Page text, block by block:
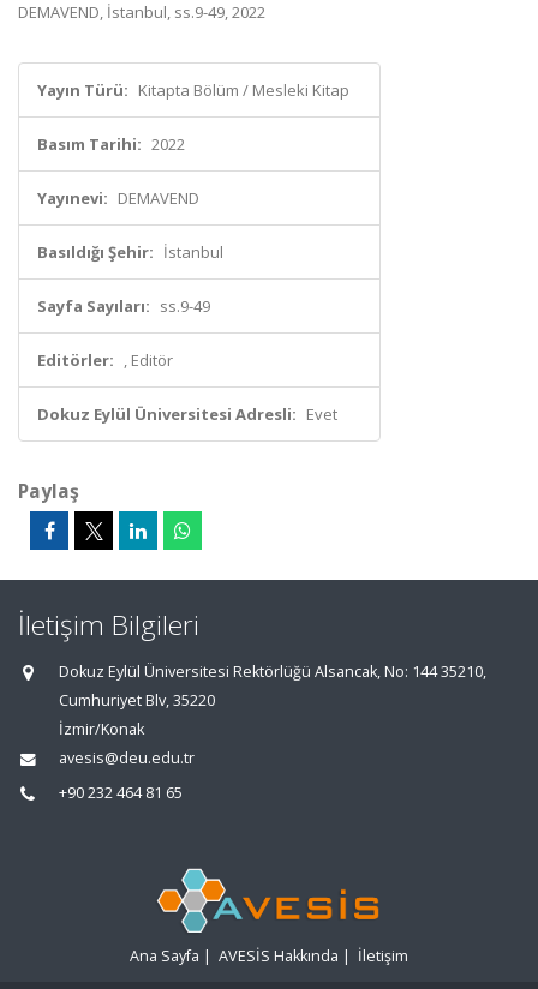
DEMAVEND, İstanbul, ss.9-49, 2022
Yayın Türü: Kitapta Bölüm / Mesleki Kitap
Basım Tarihi: 2022
Yayınevi: DEMAVEND
Basıldığı Şehir: İstanbul
Sayfa Sayıları: ss.9-49
Editörler: , Editör
Dokuz Eylül Üniversitesi Adresli: Evet
Paylaş
İletişim Bilgileri
Dokuz Eylül Üniversitesi Rektörlüğü Alsancak, No: 144 35210,
Cumhuriyet Blv, 35220
İzmir/Konak
avesis@deu.edu.tr
+90 232 464 81 65
Ana Sayfa | AVESİS Hakkında | İletişim